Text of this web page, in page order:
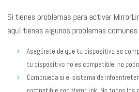
Si tienes problemas para activar
aquí tienes algunos problemas
Asegúrate de que tu dispositivo es
tu dispositivo no es compatible, no
Comprueba si el sistema de
compatible con MirrorLink. No todos los